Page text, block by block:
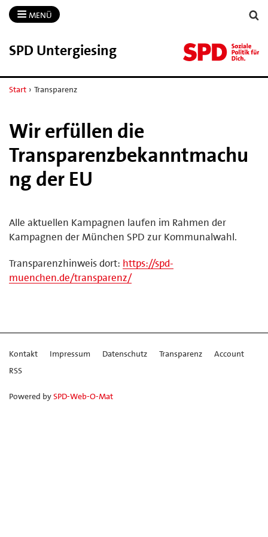
MENÜ
SPD Untergiesing
Start › Transparenz
Wir erfüllen die
Transparenzbekanntmachu
ng der EU
Alle aktuellen Kampagnen laufen im Rahmen der
Kampagnen der München SPD zur Kommunalwahl.
Transparenzhinweis dort: https://spd-
muenchen.de/transparenz/
Kontakt Impressum Datenschutz Transparenz
Account
RSS
Powered bySPD-Web-O-Mat